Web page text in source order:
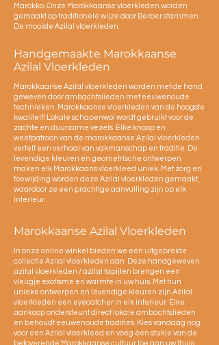
Marokko. Onze Marokkaanse vloerkleden worden
gemaakt op traditionele wijze door Berber stammen.
De mooiste Azilal vloerkleden.
Handgemaakte Marokkaanse
Azilal Vloerkleden
Marokkaanse Azilal vloerkleden worden met de hand
geweven door ambachtslieden met eeuwenoude
technieken. Marokkaanse vloerkleden van de hoogste
kwaliteit! Lokale schapenwol wordt gebruikt voor de
zachte en duurzame vezels. Elke knoop en
weefpatroon van de marokkaanse Azilal vloerkleden
vertelt een verhaal van vakmanschap en traditie. De
levendige kleuren en geometrische ontwerpen
maken elk Marokkaans vloerkleed uniek. Met zorg en
toewijding worden deze Azilal vloerkleden gemaakt,
waardoor ze een prachtige aanvulling zijn op elk
interieur.
Marokkaanse Azilal Vloerkleden
In onze online winkel bieden we een uitgebreide
collectie Azilal vloerkleden aan. Deze handgeweven
azilal vloerkleden / azilal tapijten brengen een
vleugje exotisme en warmte in uw huis. Met hun
unieke ontwerpen en levendige kleuren zijn Azilal
vloerkleden een eyecatcher in elk interieur. Elke
aankoop ondersteunt direct lokale ambachtslieden
en behoudt eeuwenoude tradities. Kies vandaag nog
voor een Azilal vloerkleed en voeg een stukje van de
betoverende Marokkaanse cultuur toe aan uw thuis